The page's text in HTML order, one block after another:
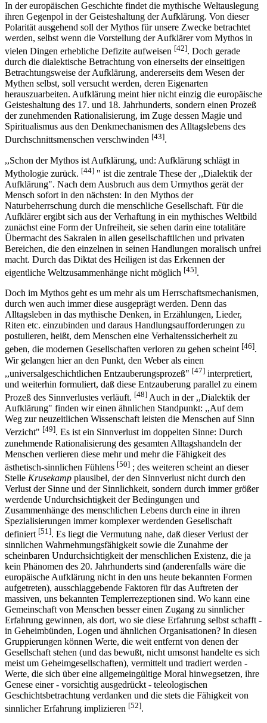
In der europäischen Geschichte findet die mythische Weltauslegung
ihren Gegenpol in der Geisteshaltung der Aufklärung. Von dieser
Polarität ausgehend soll der Mythos für unsere Zwecke betrachtet
werden, selbst wenn die Vorstellung der Aufklärer vom Mythos in
vielen Dingen erhebliche Defizite aufweisen [42]. Doch gerade
durch die dialektische Betrachtung von einerseits der einseitigen
Betrachtungsweise der Aufklärung, andererseits dem Wesen der
Mythen selbst, soll versucht werden, deren Eigenarten
herauszuarbeiten. Aufklärung meint hier nicht einzig die europäische
Geisteshaltung des 17. und 18. Jahrhunderts, sondern einen Prozeß
der zunehmenden Rationalisierung, im Zuge dessen Magie und
Spiritualismus aus den Denkmechanismen des Alltagslebens des
Durchschnittsmenschen verschwinden [43].
,,Schon der Mythos ist Aufklärung, und: Aufklärung schlägt in
Mythologie zurück. [44] " ist die zentrale These der ,,Dialektik der
Aufklärung". Nach dem Ausbruch aus dem Urmythos gerät der
Mensch sofort in den nächsten: In den Mythos der
Naturbeherrschung durch die menschliche Gesellschaft. Für die
Aufklärer ergibt sich aus der Verhaftung in ein mythisches Weltbild
zunächst eine Form der Unfreiheit, sie sehen darin eine totalitäre
Übermacht des Sakralen in allen gesellschaftlichen und privaten
Bereichen, die den einzelnen in seinen Handlungen moralisch unfrei
macht. Durch das Diktat des Heiligen ist das Erkennen der
eigentliche Weltzusammenhänge nicht möglich [45].
Doch im Mythos geht es um mehr als um Herrschaftsmechanismen,
durch wen auch immer diese ausgeprägt werden. Denn das
Alltagsleben in das mythische Denken, in Erzählungen, Lieder,
Riten etc. einzubinden und daraus Handlungsaufforderungen zu
postulieren, heißt, dem Menschen eine Verhaltenssicherheit zu
geben, die modernen Gesellschaften verloren zu gehen scheint [46].
Wir gelangen hier an den Punkt, den Weber als einen
,,universalgeschichtlichen Entzauberungsprozeß" [47] interpretiert,
und weiterhin formuliert, daß diese Entzauberung parallel zu einem
Prozeß des Sinnverlustes verläuft. [48] Auch in der ,,Dialektik der
Aufklärung" finden wir einen ähnlichen Standpunkt: ,,Auf dem
Weg zur neuzeitlichen Wissenschaft leisten die Menschen auf Sinn
Verzicht" [49]. Es ist ein Sinnverlust im doppelten Sinne: Durch
zunehmende Rationalisierung des gesamten Alltagshandeln der
Menschen verlieren diese mehr und mehr die Fähigkeit des
ästhetisch-sinnlichen Fühlens [50] ; des weiteren scheint an dieser
Stelle Krusekamp plausibel, der den Sinnverlust nicht durch den
Verlust der Sinne und der Sinnlichkeit, sondern durch immer größer
werdende Undurchsichtigkeit der Bedingungen und
Zusammenhänge des menschlichen Lebens durch eine in ihren
Spezialisierungen immer komplexer werdenden Gesellschaft
definiert [51]. Es liegt die Vermutung nahe, daß dieser Verlust der
sinnlichen Wahrnehmungsfähigkeit sowie die Zunahme der
scheinbaren Undurchsichtigkeit der menschlichen Existenz, die ja
kein Phänomen des 20. Jahrhunderts sind (anderenfalls wäre die
europäische Aufklärung nicht in den uns heute bekannten Formen
aufgetreten), ausschlaggebende Faktoren für das Auftreten der
massiven, uns bekannten Templerrezeptionen sind. Wo kann eine
Gemeinschaft von Menschen besser einen Zugang zu sinnlicher
Erfahrung gewinnen, als dort, wo sie diese Erfahrung selbst schafft -
in Geheimbünden, Logen und ähnlichen Organisationen? In diesen
Gruppierungen können Werte, die weit entfernt von denen der
Gesellschaft stehen (und das bewußt, nicht umsonst handelte es sich
meist um Geheimgesellschaften), vermittelt und tradiert werden -
Werte, die sich über eine allgemeingültige Moral hinwegsetzen, ihre
Genese einer - vorsichtig ausgedrückt - teleologischen
Geschichtsbetrachtung verdanken und die stets die Fähigkeit von
sinnlicher Erfahrung implizieren [52].